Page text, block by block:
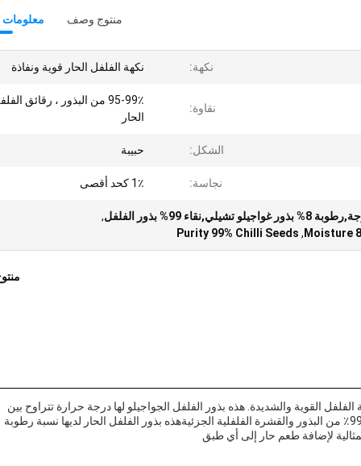
معلومات منتوج وصف
نكهة: نكهة الفلفل الحار قوية ونفاذة
نقاوة:
95-99٪ من البذور ، رقائق
الحار
الشكل: حبيبة
نجاسة: 1٪ كحد أقصى
99% بذور الفلفل
,
Moisture
,
Purity 99% Chilli Seeds
القوية والشديدة. هذه بذور الفلفل الجواجيلو لها درجة حرارة تتراوح بين
5000 و 15,000 SHU وتأتي بلون أحمر مشرق.مع نقاء 95-99٪ من البذور والقشرة الفلفلية الجزئيةهذه بذور الفلفل الحار لديها نسبة رطوبة